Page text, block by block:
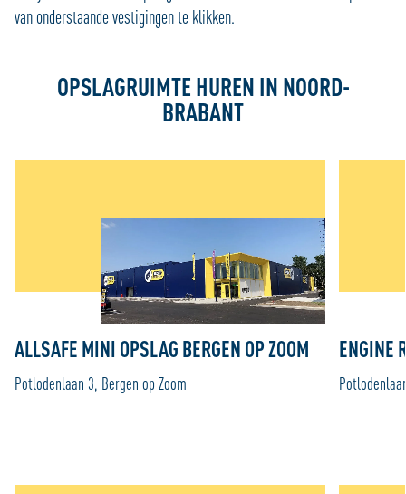
van onderstaande vestigingen te klikken.
OPSLAGRUIMTE HUREN IN NOORD-
BRABANT
ALLSAFE MINI OPSLAG BERGEN OP ZOOM
Potlodenlaan 3, Bergen op Zoom
ENGINE